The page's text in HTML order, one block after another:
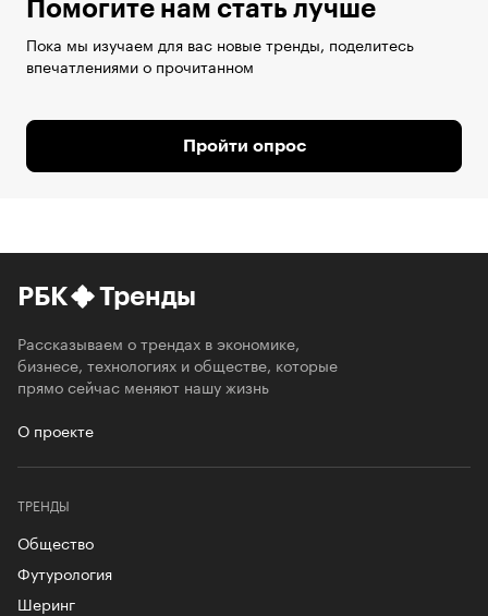
Помогите нам стать лучше
Пока мы изучаем для вас новые тренды, поделитесь
впечатлениями о прочитанном
Пройти опрос
РБК Тренды
Рассказываем о трендах в экономике,
бизнесе, технологиях и обществе, которые
прямо сейчас меняют нашу жизнь
О проекте
ТРЕНДЫ
Общество
Футурология
Шеринг